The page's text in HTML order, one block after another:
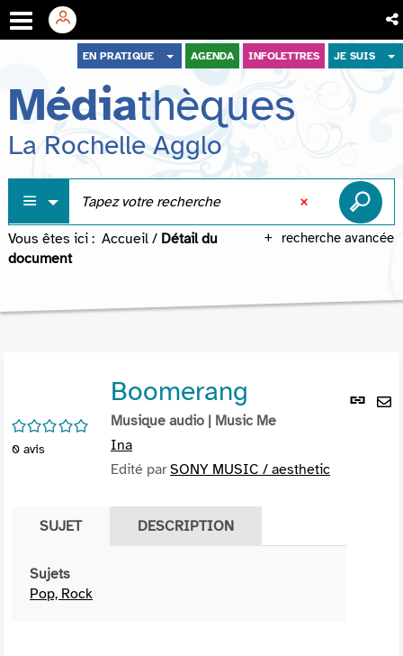
menu
contenu
recherche
EN PRATIQUE AGENDA INFOLETTRES JE SUIS
Médiathèques
La Rochelle Agglo
recherche avancée
Vous êtes ici : Accueil / Détail du
document
Lien
/5
0 avis
Boomerang
Musique audio | Music Me
Ina
Edité parSONY MUSIC / aesthetic
SUJET DESCRIPTION
Sujets
Pop, Rock